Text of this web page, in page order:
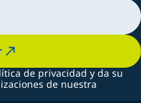
de privacidad y da su
de nuestra